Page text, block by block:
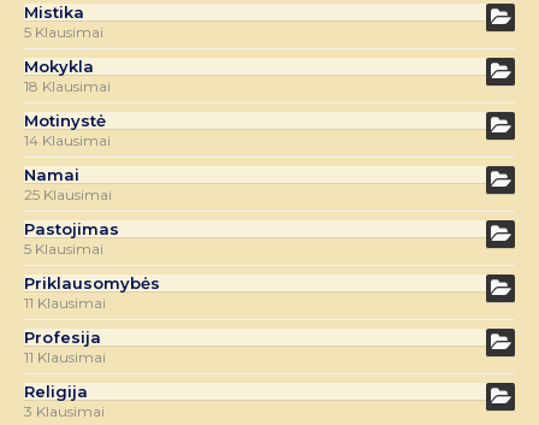
Mistika
5 Klausimai
Mokykla
18 Klausimai
Motinystė
14 Klausimai
Namai
25 Klausimai
Pastojimas
5 Klausimai
Priklausomybės
11 Klausimai
Profesija
11 Klausimai
Religija
3 Klausimai